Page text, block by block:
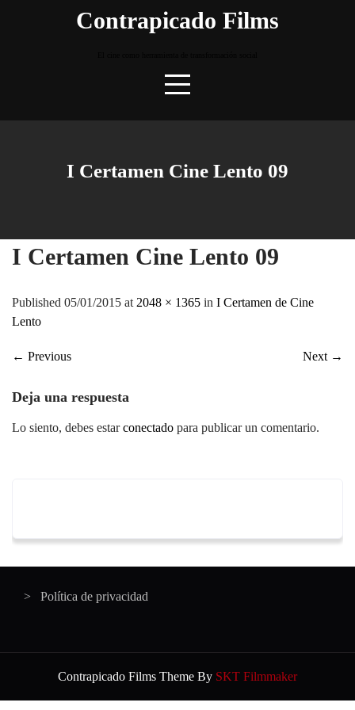
Contrapicado Films
I Certamen Cine Lento 09
I Certamen Cine Lento 09
Published 05/01/2015 at 2048 × 1365 in I Certamen de Cine
Lento
← Previous Next →
Deja una respuesta
Lo siento, debes estarconectado para publicar un comentario.
Política de privacidad
Contrapicado Films Theme By SKT Filmmaker